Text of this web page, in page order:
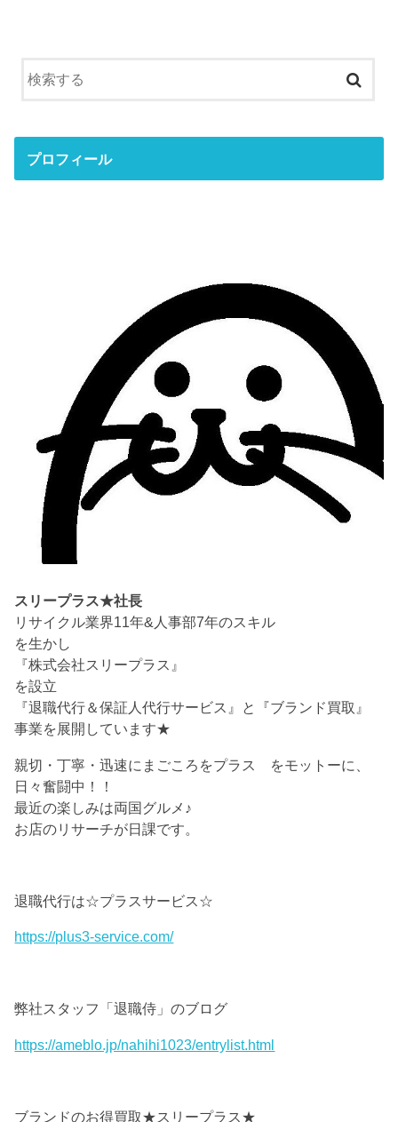
プロフィール
スリープラス★社長
リサイクル業界11年&人事部7年のスキル
を生かし
『株式会社スリープラス』
を設立
『退職代行＆保証人代行サービス』と『ブランド買取』
事業を展開しています★
親切・丁寧・迅速にまごころをプラス をモットーに、
日々奮闘中！！
最近の楽しみは両国グルメ♪
お店のリサーチが日課です。
退職代行は☆プラスサービス☆
https://plus3-service.com/
弊社スタッフ「退職侍」のブログ
https://ameblo.jp/nahihi1023/entrylist.html
ブランドのお得買取★スリープラス★